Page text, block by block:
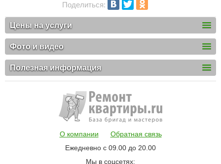
Поделиться:
Цены на услуги
Фото и видео
Полезная информация
О компании
Обратная связь
Ежедневно с 09.00 до 20.00
Мы в соцсетях: